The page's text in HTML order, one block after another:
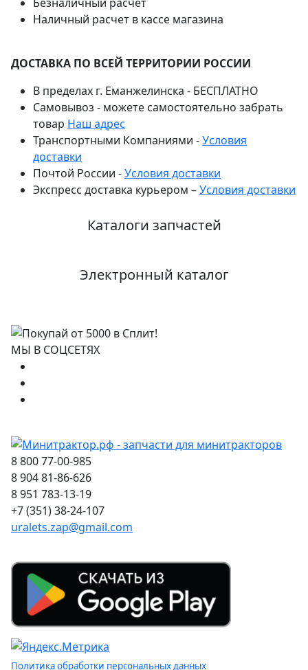
Наличный расчет в кассе магазина
ДОСТАВКА ПО ВСЕЙ ТЕРРИТОРИИ РОССИИ
В пределах г. Еманжелинска - БЕСПЛАТНО
Самовывоз - можете самостоятельно забрать
товар Наш адрес
Транспортными Компаниями -Условия
доставки
Почтой России -Условия доставки
Экспресс доставка курьером –Условия доставки
Каталоги запчастей
Электронный каталог
МЫ В СОЦСЕТЯХ
8 800 77-00-985
8 904 81-86-626
8 951 783-13-19
+7 (351) 38-24-107
uralets.zap@gmail.com
Политика обработки персональных данных